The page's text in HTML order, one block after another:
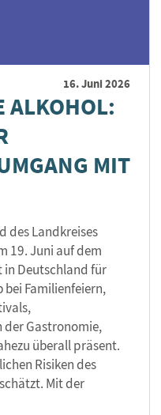
16. Juni 2026
ALKOHOL:
MIT
des Landkreises
19. Juni auf dem
in Deutschland für
bei Familienfeiern,
Gastronomie,
überall präsent.
Risiken des
Mit der